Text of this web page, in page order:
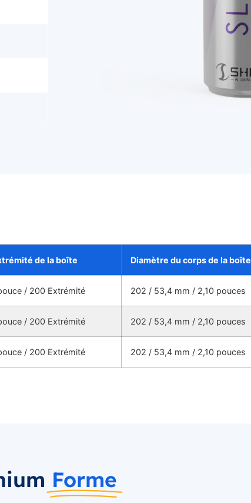
de la boîte Diamètre du corps de la boîte
/ 200 Extrémité 202 / 53,4 mm / 2,10 pouces
/ 200 Extrémité 202 / 53,4 mm / 2,10 pouces
/ 200 Extrémité 202 / 53,4 mm / 2,10 pouces
Forme